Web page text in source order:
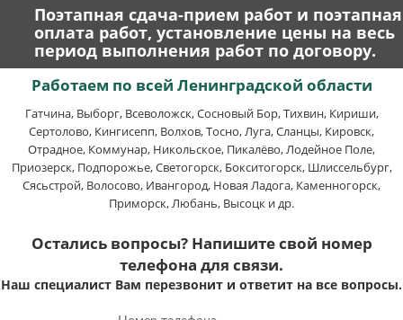
Поэтапная сдача-прием работ и поэтапная
оплата работ, установление цены на весь
период выполнения работ по договору.
Работаем по всей Ленинградской области
Гатчина, Выборг, Всеволожск, Сосновый Бор, Тихвин, Кириши,
Сертолово, Кингисепп, Волхов, Тосно, Луга, Сланцы, Кировск,
Отрадное, Коммунар, Никольское, Пикалёво, Лодейное Поле,
Приозерск, Подпорожье, Светогорск, Бокситогорск, Шлиссельбург,
Сясьстрой, Волосово, Ивангород, Новая Ладога, Каменногорск,
Приморск, Любань, Высоцк и др.
Остались вопросы? Напишите свой номер
телефона для связи.
Наш специалист Вам перезвонит и ответит на все вопросы.